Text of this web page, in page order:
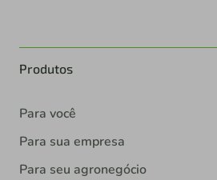
Produtos
Para você
Para sua empresa
Para seu agronegócio